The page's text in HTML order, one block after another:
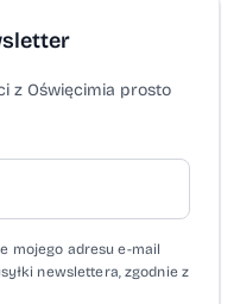
z Oświęcimia prosto
mojego adresu e-mail
newslettera, zgodnie z